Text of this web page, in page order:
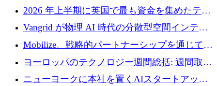
い評価を得ています！Providend社の設立25周
年を記念して、受講生の皆様に配当金が支給
されました！
2026 年上半期に英国で最も資金を集めたテク
ノロジー企業
Vangrid が物理 AI 時代の分散型空間インテリ
ジェンス ネットワークを構築するために 900
万ドルのシードを調達
Mobilize、戦略的パートナーシップを通じて通
信ソフトウェア会社を拡大するための投資部
ヨーロッパのテクノロジー週間総括: 週間取引
額 8 億 7,800 万ユーロと 2026 年上半期の主要
ニューヨークに本社を置くAIスタートアップ